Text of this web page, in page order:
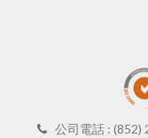
公司電話 : (852)